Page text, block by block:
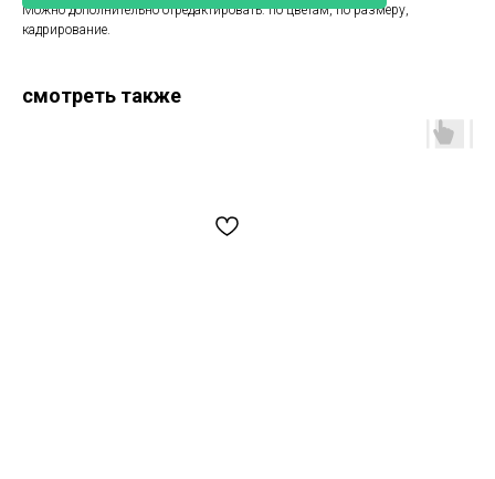
Можно дополнительно отредактировать: по цветам, по размеру,
кадрирование.
смотреть также